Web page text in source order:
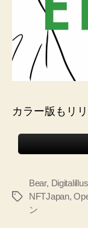
カラー版もリ
タ
Bear,
NFTJapan,
ン